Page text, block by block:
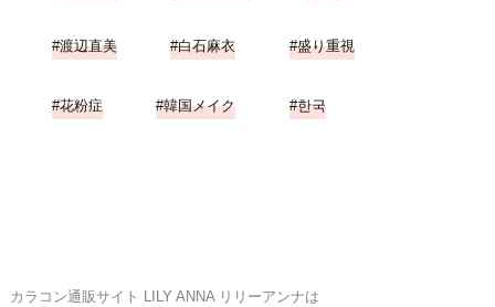
渡辺直美 白石麻衣 盛り重視
花粉症 韓国メイク 한국
カラコン通販サイト LILY ANNA リリーアンナは